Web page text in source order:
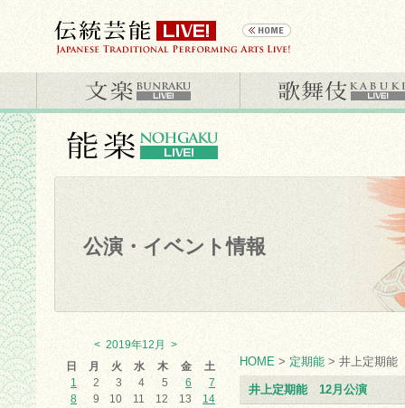
公演・イベント情報
HOME > 定期能 > 井上定期
井上定期能 12月公演
< 2019年12月
>
日
月 火 水 木 金
土
1
2 3 4 5 6
7
8
9 10 11 12 13
14